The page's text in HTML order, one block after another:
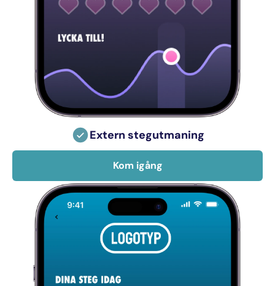
Extern stegutmaning
Kom igång